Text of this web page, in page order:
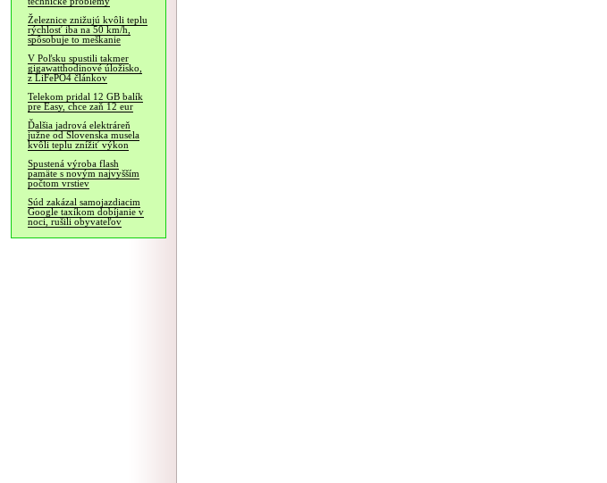
Železnice znižujú kvôli teplu
rýchlosť iba na 50 km/h,
spôsobuje to meškanie
V Poľsku spustili takmer
gigawatthodinové úložisko,
z LiFePO4 článkov
Telekom pridal 12 GB balík
pre Easy, chce zaň 12 eur
Ďalšia jadrová elektráreň
južne od Slovenska musela
kvôli teplu znížiť výkon
Spustená výroba flash
pamäte s novým najvyšším
počtom vrstiev
Súd zakázal samojazdiacim
Google taxíkom dobíjanie v
noci, rušili obyvateľov